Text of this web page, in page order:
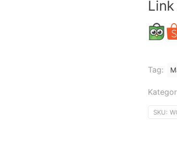
Tag:
SKU: